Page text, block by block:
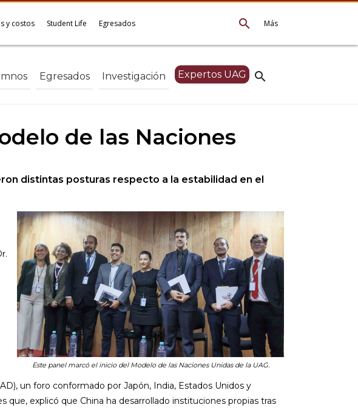
Más
search
y costos Student Life Egresados
search
Egresados Investigación Expertos UAG
de las Naciones
distintas posturas respecto a la estabilidad en el
Este panel marcó el inicio del Modelo de las Naciones Unidas de la UAG.
un foro conformado por Japón, India, Estados Unidos y
explicó que China ha desarrollado instituciones propias tras